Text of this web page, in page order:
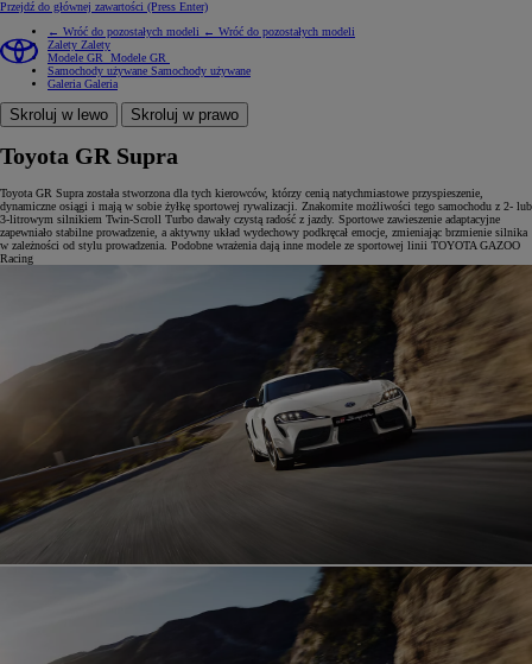
Przejdź do głównej zawartości (Press Enter)
← Wróć do pozostałych modeli ← Wróć do pozostałych modeli
Zalety Zalety
Modele GR
Modele GR
Samochody używane Samochody używane
Galeria Galeria
Skroluj w lewo Skroluj w prawo
Toyota GR Supra
Toyota GR Supra została stworzona dla tych kierowców, którzy cenią natychmiastowe przyspieszenie,
dynamiczne osiągi i mają w sobie żyłkę sportowej rywalizacji. Znakomite możliwości tego samochodu z 2- lub
3-litrowym silnikiem Twin-Scroll Turbo dawały czystą radość z jazdy. Sportowe zawieszenie adaptacyjne
zapewniało stabilne prowadzenie, a aktywny układ wydechowy podkręcał emocje, zmieniając brzmienie silnika
w zależności od stylu prowadzenia. Podobne wrażenia dają inne modele ze sportowej linii TOYOTA GAZOO
Racing